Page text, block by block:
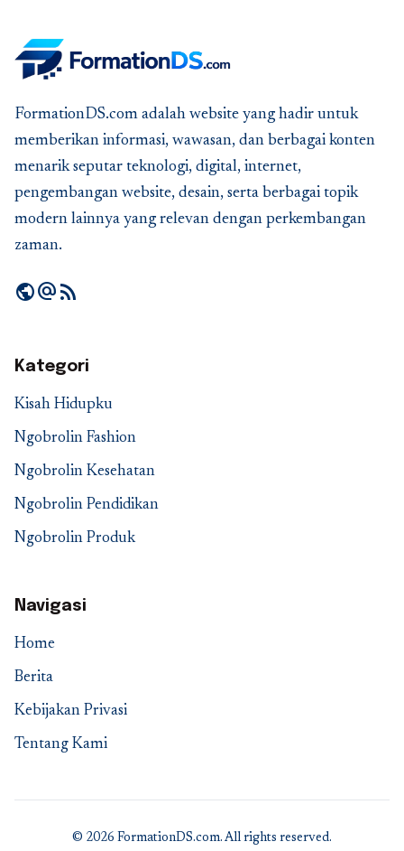
FormationDS.com adalah website yang hadir untuk
memberikan informasi, wawasan, dan berbagai konten
menarik seputar teknologi, digital, internet,
pengembangan website, desain, serta berbagai topik
modern lainnya yang relevan dengan perkembangan
zaman.
publicalternate_emailrss_feed
Kategori
Kisah Hidupku
Ngobrolin Fashion
Ngobrolin Kesehatan
Ngobrolin Pendidikan
Ngobrolin Produk
Navigasi
Home
Berita
Kebijakan Privasi
Tentang Kami
© 2026 FormationDS.com. All rights reserved.